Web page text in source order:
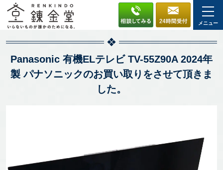
メニュー
Panasonic 有機ELテレビ TV-55Z90A 2024年
製 パナソニックのお買い取りをさせて頂きま
した。